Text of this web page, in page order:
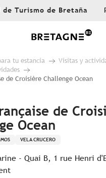
de Turismo de Bretaña
tu estancia
Visitas y
de Croisière Challenge Ocean
de
Ocean
VELA CRUCERO
- Quai B, 1 rue Henri